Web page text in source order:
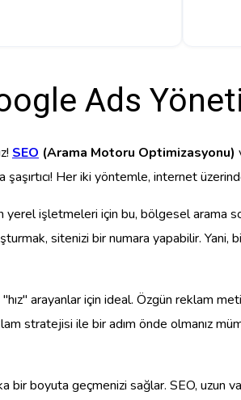
Ads
SEO (Arama Motoru Optimizasyonu)
Her iki yöntemle, internet
yerel işletmeleri için bu, bölgesel
sitenizi bir numara yapabilir. Yani,
arayanlar için ideal. Özgün reklam
stratejisi ile bir adım önde olmanız
boyuta geçmenizi sağlar. SEO, uzun